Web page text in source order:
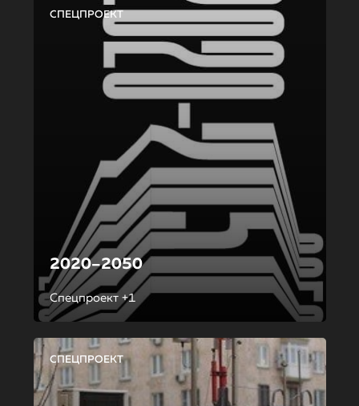
СПЕЦПРОЕКТ
2020–2050
Спецпроект +1
СПЕЦПРОЕКТ